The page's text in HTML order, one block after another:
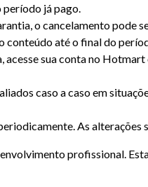
período já pago.
o cancelamento pode
conteúdo até o final do
acesse sua conta no
caso a caso em
As
profissional.